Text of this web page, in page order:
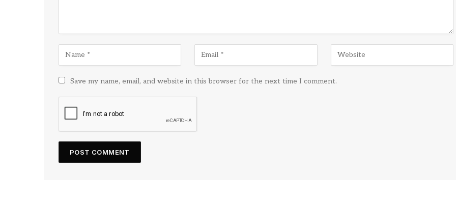
Save my name, email, and website in this browser for the next time I comment.